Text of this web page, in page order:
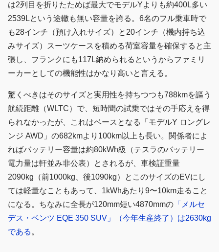
は2列目を折りたためば最大でモデルYよりも約400L多い
2539Lという途轍も無い容量を誇る。6名のフル乗車時で
も28インチ（預け入れサイズ）と20インチ（機内持ち込
みサイズ）スーツケースを積める荷室容量を確保すると主
張し、フランクにも117L納められるというからファミリ
ーカーとしての機能性はかなり高いと言える。
驚くべきはそのサイズと実用性を持ちつつも788kmを謳う
航続距離（WLTC）で、短時間の試乗ではその手応えを得
られなかったが、これはベースとなる「モデルY ロングレ
ンジ AWD」の682kmより100km以上も長い。関係者によ
ればバッテリー容量は約80kWh級（テスラのバッテリー
電力量は軒並み非公表）とされるが、車検証重量
2090kg（前1000kg、後1090kg）とこのサイズのEVにし
ては軽量なこともあって、1kWhあたり9〜10km走ること
になる。ちなみに全長が120mm短い4870mmの 「メルセ
デス・ベンツ EQE 350 SUV」（今年生産終了）は2630kg
である 。